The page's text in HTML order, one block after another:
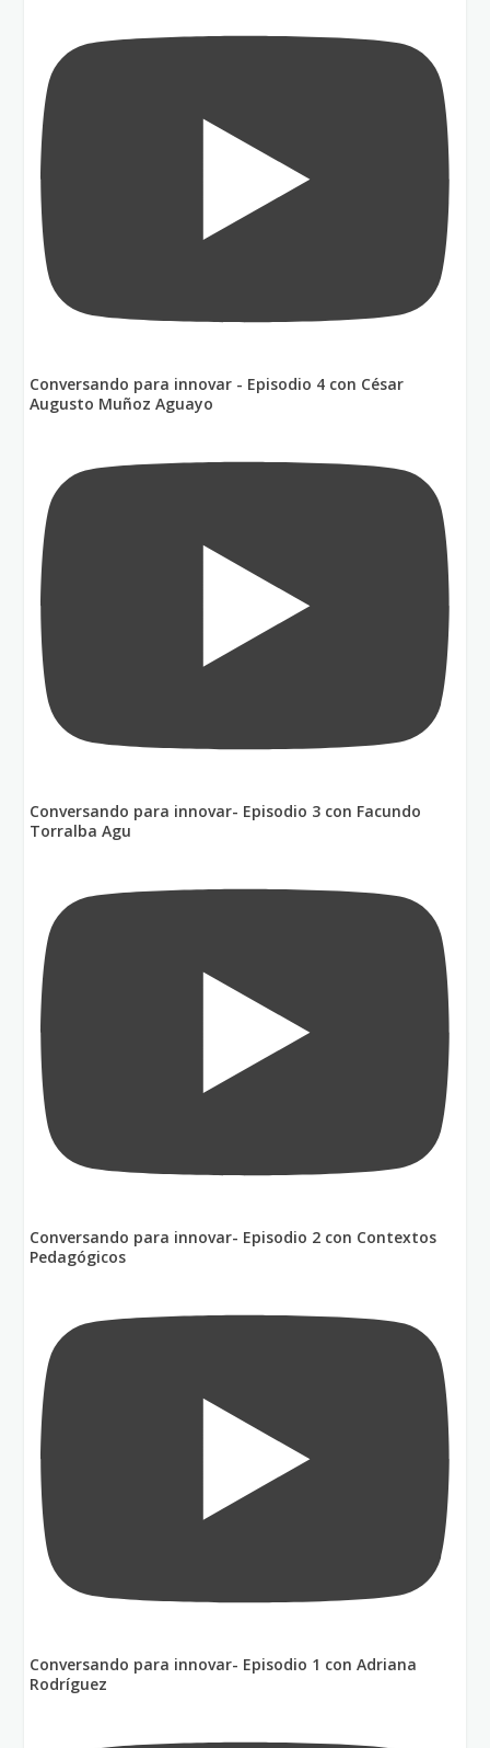
Conversando para innovar - Episodio 4 con César
Augusto Muñoz Aguayo
Conversando para innovar- Episodio 3 con Facundo
Torralba Agu
Conversando para innovar- Episodio 2 con Contextos
Pedagógicos
Conversando para innovar- Episodio 1 con Adriana
Rodríguez